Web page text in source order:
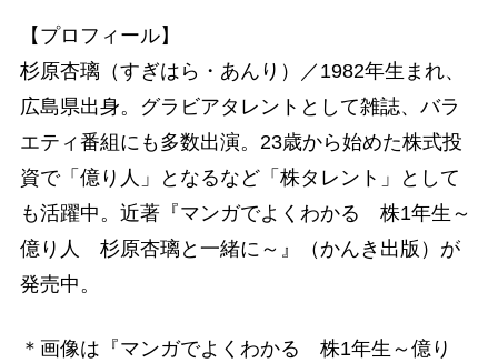
【プロフィール】
杉原杏璃（すぎはら・あんり）／1982年生まれ、
広島県出身。グラビアタレントとして雑誌、バラ
エティ番組にも多数出演。23歳から始めた株式投
資で「億り人」となるなど「株タレント」として
も活躍中。近著『マンガでよくわかる 株1年生～
億り人 杉原杏璃と一緒に～』（かんき出版）が
発売中。
＊画像は『マンガでよくわかる 株1年生～億り